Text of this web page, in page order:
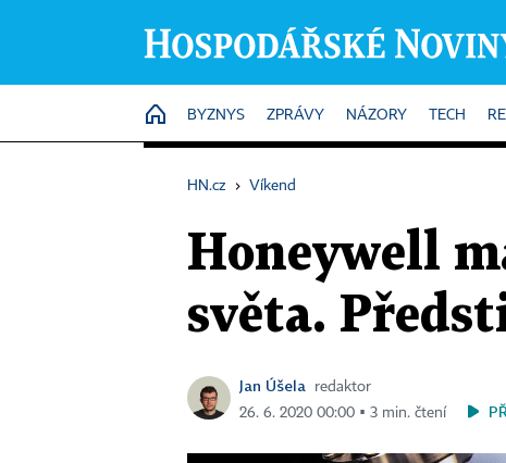
HOME
BYZNYS ZPRÁVY NÁZORY TECH
HN.cz › Víkend
Honeywell
světa.
Jan Úšela
redaktor
26. 6. 2020 00:00 ▪ 3 min. čtení